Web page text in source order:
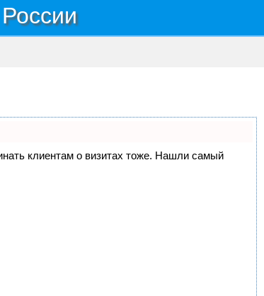
клиентам о визитах тоже. Нашли самый